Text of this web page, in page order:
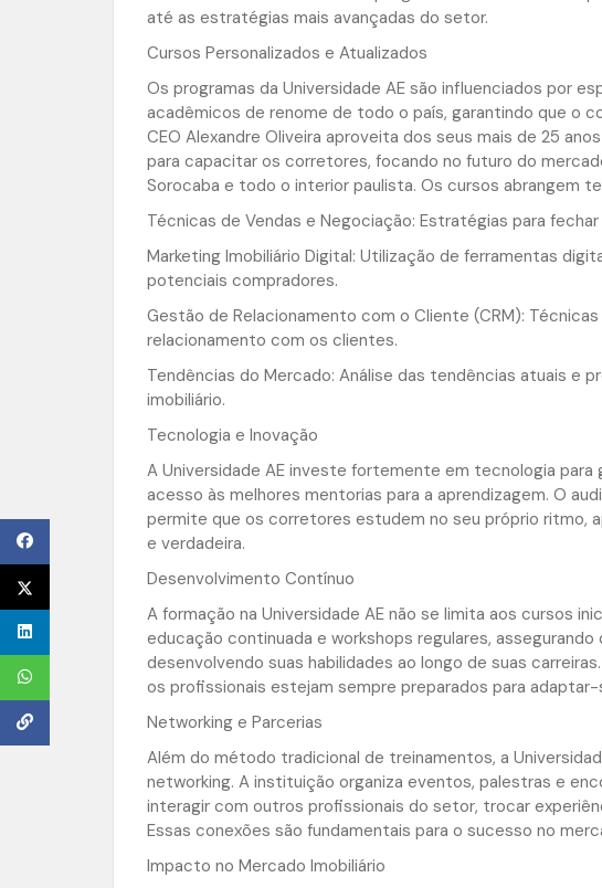
até as estratégias mais avançadas do setor.
Cursos Personalizados e Atualizados
Os programas da Universidade AE são influenciados por
acadêmicos de renome de todo o país, garantindo que o
CEO Alexandre Oliveira aproveita dos seus mais de 25
para capacitar os corretores, focando no futuro do
Sorocaba e todo o interior paulista. Os cursos abrangem
Técnicas de Vendas e Negociação: Estratégias para
Marketing Imobiliário Digital: Utilização de ferramentas
potenciais compradores.
Gestão de Relacionamento com o Cliente (CRM):
relacionamento com os clientes.
Tendências do Mercado: Análise das tendências atuais e
imobiliário.
Tecnologia e Inovação
A Universidade AE investe fortemente em tecnologia
acesso às melhores mentorias para a aprendizagem. O
permite que os corretores estudem no seu próprio ritmo,
e verdadeira.
Desenvolvimento Contínuo
A formação na Universidade AE não se limita aos cursos
educação continuada e workshops regulares,
desenvolvendo suas habilidades ao longo de suas
os profissionais estejam sempre preparados para
Networking e Parcerias
Além do método tradicional de treinamentos, a
networking. A instituição organiza eventos, palestras e
interagir com outros profissionais do setor, trocar
Essas conexões são fundamentais para o sucesso no
Impacto no Mercado Imobiliário